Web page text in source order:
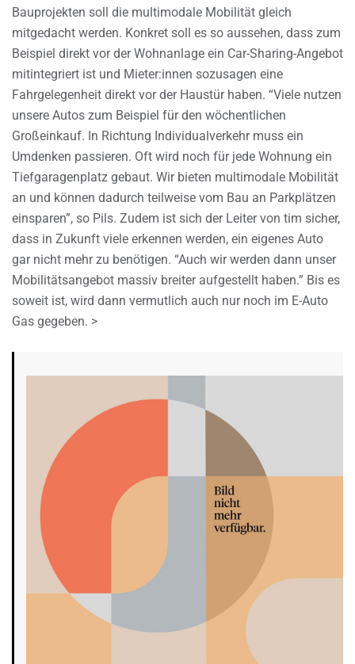
Bauprojekten soll die multimodale Mobilität gleich
mitgedacht werden. Konkret soll es so aussehen, dass zum
Beispiel direkt vor der Wohnanlage ein Car-Sharing-Angebot
mitintegriert ist und Mieter:innen sozusagen eine
Fahrgelegenheit direkt vor der Haustür haben. “Viele nutzen
unsere Autos zum Beispiel für den wöchentlichen
Großeinkauf. In Richtung Individualverkehr muss ein
Umdenken passieren. Oft wird noch für jede Wohnung ein
Tiefgaragenplatz gebaut. Wir bieten multimodale Mobilität
an und können dadurch teilweise vom Bau an Parkplätzen
einsparen”, so Pils. Zudem ist sich der Leiter von tim sicher,
dass in Zukunft viele erkennen werden, ein eigenes Auto
gar nicht mehr zu benötigen. “Auch wir werden dann unser
Mobilitätsangebot massiv breiter aufgestellt haben.” Bis es
soweit ist, wird dann vermutlich auch nur noch im E-Auto
Gas gegeben. >